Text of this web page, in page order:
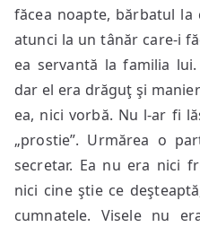
făcea noapte, bărbatul la
atunci la un tânăr care-i
ea servantă la familia
dar el era drăguţ şi
ea, nici vorbă. Nu l-ar fi
„prostie”. Urmărea o
secretar. Ea nu era nici
nici cine ştie ce
cumnatele. Visele nu